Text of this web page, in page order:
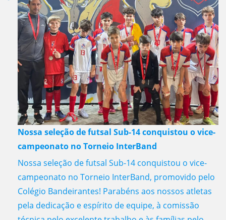
Nossa seleção de futsal Sub-14 conquistou o vice-
campeonato no Torneio InterBand
Nossa seleção de futsal Sub-14 conquistou o vice-
campeonato no Torneio InterBand, promovido pelo
Colégio Bandeirantes! Parabéns aos nossos atletas
pela dedicação e espírito de equipe, à comissão